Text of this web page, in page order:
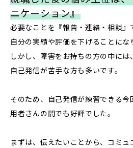
ニケーション』
必要なことを『報告・連絡・相談』
自分の実績や評価を下げることにな
しかし、障害をお持ちの方の中に
自己発信が苦手な方も多いです。
そのため、自己発信が練習できる
用者さんの間でも好評でした。
まずは、伝えたいことから、コミ